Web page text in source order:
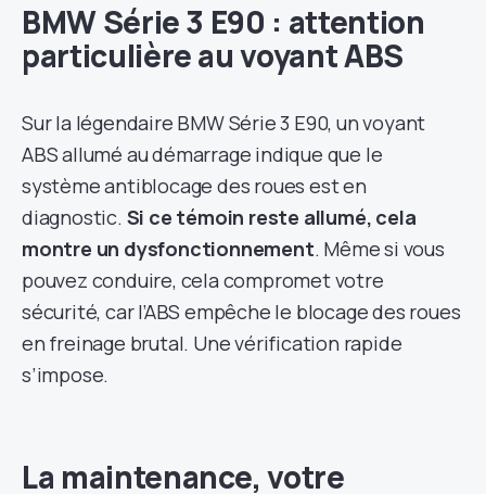
BMW Série 3 E90 : attention
particulière au voyant ABS
Sur la légendaire BMW Série 3 E90, un voyant
ABS allumé au démarrage indique que le
système antiblocage des roues est en
diagnostic. Si ce témoin reste allumé, cela
montre un dysfonctionnement. Même si vous
pouvez conduire, cela compromet votre
sécurité, car l’ABS empêche le blocage des roues
en freinage brutal. Une vérification rapide
s’impose.
La maintenance, votre